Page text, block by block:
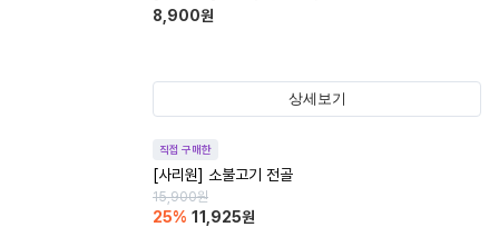
8,900원
상세보기
직접 구매한
[사리원] 소불고기 전골
15,900원
25% 11,925원